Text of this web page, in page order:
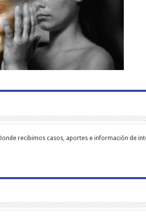
recibimos casos, aportes e información de